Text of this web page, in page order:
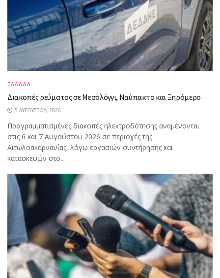
ΕΛΛΑΔΑ
Διακοπές ρεύματος σε Μεσολόγγι, Ναύπακτο και Ξηρόμερο
5 ΑΥΓΟΎΣΤΟΥ, 2026
Προγραμματισμένες διακοπές ηλεκτροδότησης αναμένονται
στις 6 και 7 Αυγούστου 2026 σε περιοχές της
Αιτωλοακαρνανίας, λόγω εργασιών συντήρησης και
κατασκευών στο...